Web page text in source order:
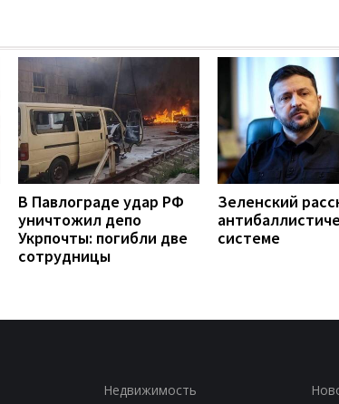
В Павлограде удар РФ
уничтожил депо
Укрпочты: погибли две
сотрудницы
Зеленский
системе
Недвижимость